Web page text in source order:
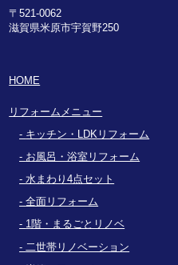
〒521-0062
滋賀県米原市宇賀野250
HOME
リフォームメニュー
キッチン・LDKリフォーム
お風呂・浴室リフォーム
水まわり4点セット
全面リフォーム
1階・まるごとリノベ
二世帯リノベーション